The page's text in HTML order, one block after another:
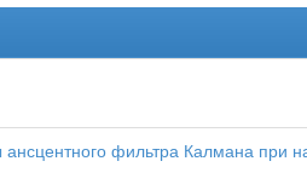
ансцентного фильтра Калмана при